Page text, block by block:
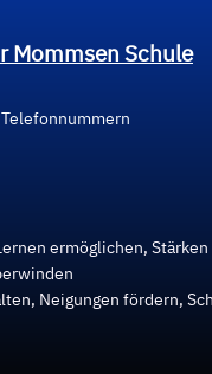
Mommsen Schule
ermöglichen,
Neigungen fördern,